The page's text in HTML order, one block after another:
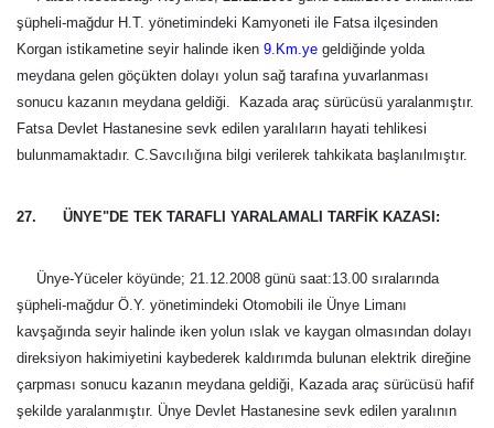
şüpheli-mağdur H.T. yönetimindeki Kamyoneti ile Fatsa ilçesinden
Korgan istikametine seyir halinde iken 9.Km.ye geldiğinde yolda
meydana gelen göçükten dolayı yolun sağ tarafına yuvarlanması
sonucu kazanın meydana geldiği. Kazada araç sürücüsü yaralanmıştır.
Fatsa Devlet Hastanesine sevk edilen yaralıların hayati tehlikesi
bulunmamaktadır. C.Savcılığına bilgi verilerek tahkikata başlanılmıştır.
27. ÜNYE"DE TEK TARAFLI YARALAMALI TARFİK KAZASI:
Ünye-Yüceler köyünde; 21.12.2008 günü saat:13.00 sıralarında
şüpheli-mağdur Ö.Y. yönetimindeki Otomobili ile Ünye Limanı
kavşağında seyir halinde iken yolun ıslak ve kaygan olmasından dolayı
direksiyon hakimiyetini kaybederek kaldırımda bulunan elektrik direğine
çarpması sonucu kazanın meydana geldiği, Kazada araç sürücüsü hafif
şekilde yaralanmıştır. Ünye Devlet Hastanesine sevk edilen yaralının